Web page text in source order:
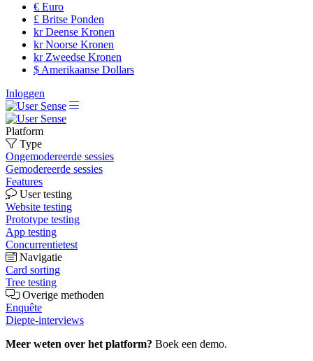
€ Euro
£ Britse Ponden
krDeense Kronen
krNoorse Kronen
krZweedse Kronen
$ Amerikaanse Dollars
Inloggen
Platform
Type
Ongemodereerde sessies
Gemodereerde sessies
Features
User testing
Website testing
Prototype testing
App testing
Concurrentietest
Navigatie
Card sorting
Tree testing
Overige methoden
Enquête
Diepte-interviews
Meer weten over het platform? Boek een demo.